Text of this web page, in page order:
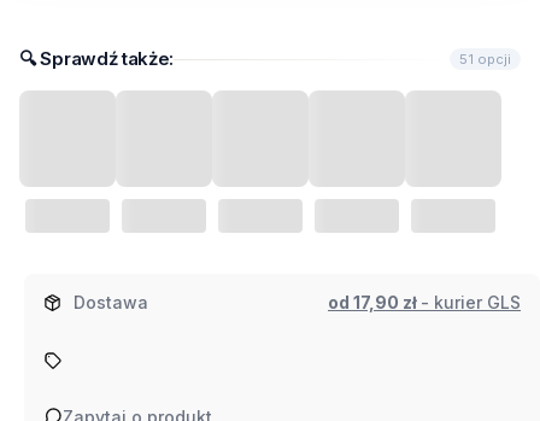
Mix
🔍︎​ Sprawdź także: 51 opcji
Dostawa od 17,90 zł - kurier GLS
Zapytaj o produkt